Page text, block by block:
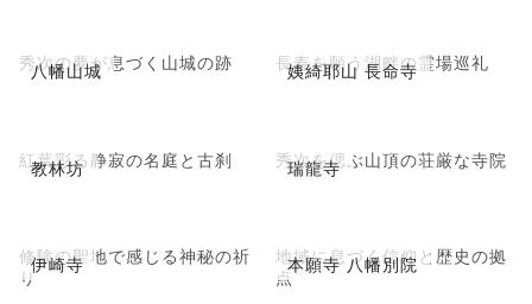
八幡山城
秀次の夢が息づく山城の跡 姨綺耶山 長命寺
長寿を願う湖畔の霊場巡礼
教林坊
紅葉彩る静寂の名庭と古刹 瑞龍寺
秀次を偲ぶ山頂の荘厳な寺院
伊崎寺
修験の聖地で感じる神秘の祈
り
本願寺 八幡別院
地域に息づく信仰と歴史の拠
点